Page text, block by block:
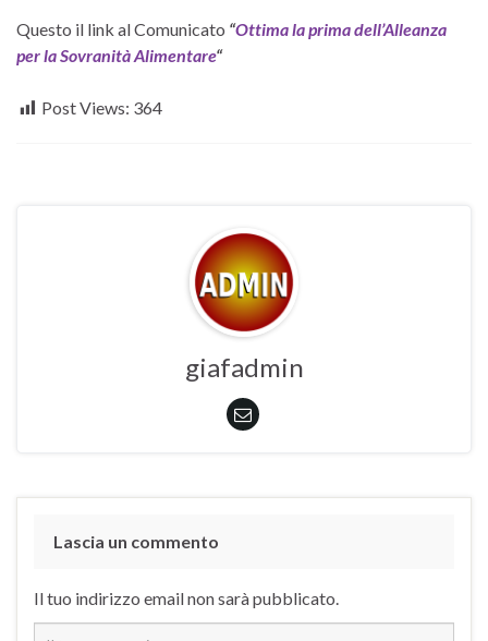
Questo il link al Comunicato “Ottima la prima dell’Alleanza
per la Sovranità Alimentare“
Post Views: 364
giafadmin
Lascia un commento
Il tuo indirizzo email non sarà pubblicato.